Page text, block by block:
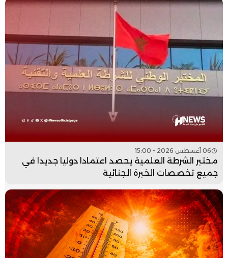
06 أغسطس 2026 - 15:00
مختبر الشرطة العلمية يحصد اعتمادا دوليا جديدا في
جميع تخصصات الخبرة الجنائية